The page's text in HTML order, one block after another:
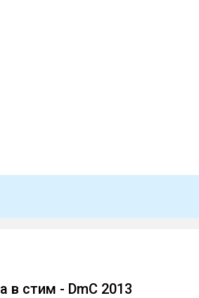
стим - DmC 2013